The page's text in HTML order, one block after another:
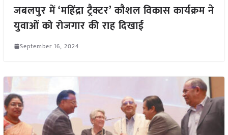
जबलपुर में ‘महिंद्रा ट्रैक्टर’ कौशल विकास कार्यक्रम ने
युवाओं को रोजगार की राह दिखाई
September 16, 2024